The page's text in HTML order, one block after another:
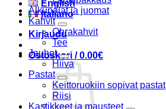
English
Italiano
Kirjaudu
Ostoskori /0.00€
Alkupalat ja juomat
Kahvit
Ohrakahvit
Tee
Jauhot
Hiiva
Pastat
Keittoruokiin sopivat pastat
Riisi
Kastikkeet ja mausteet